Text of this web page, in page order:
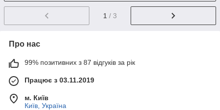
1 / 3
Про нас
99% позитивних з 87 відгуків за рік
Працює з 03.11.2019
м. Київ
Київ, Україна